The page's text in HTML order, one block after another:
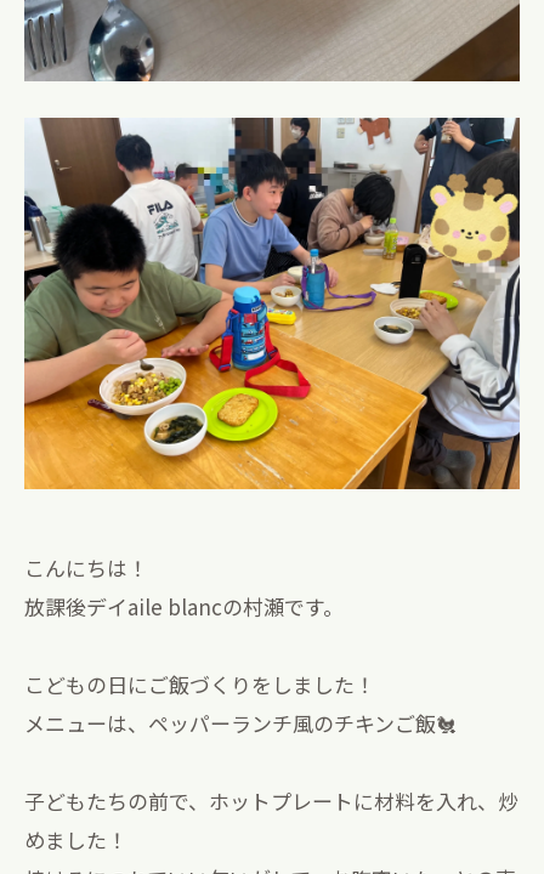
こんにちは！
放課後デイaile blancの村瀬です。
こどもの日にご飯づくりをしました！
メニューは、ペッパーランチ風のチキンご飯🐔
子どもたちの前で、ホットプレートに材料を入れ、炒
めました！